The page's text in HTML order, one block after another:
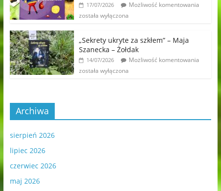
17/07/2026
Możliwość komentowania
została wyłączona
„Sekrety ukryte za szkłem” – Maja
Szanecka – Żołdak
14/07/2026
Możliwość komentowania
została wyłączona
Archiwa
sierpień 2026
lipiec 2026
czerwiec 2026
maj 2026